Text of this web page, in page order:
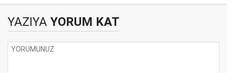
YAZIYA YORUM KAT